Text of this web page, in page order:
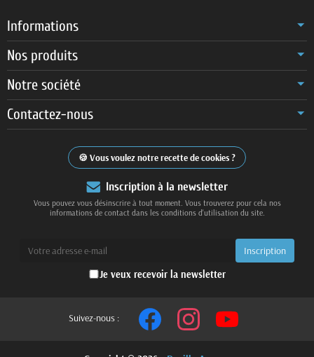
Informations
Nos produits
Notre société
Contactez-nous
Vous voulez notre recette de cookies ?
Inscription à la newsletter
Vous pouvez vous désinscrire à tout moment. Vous trouverez pour cela nos
informations de contact dans les conditions d'utilisation du site.
Je veux recevoir la newsletter
Suivez-nous :